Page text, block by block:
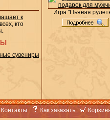
к
кто
сувениры
Игра "Пьяная
Контакты Как заказать